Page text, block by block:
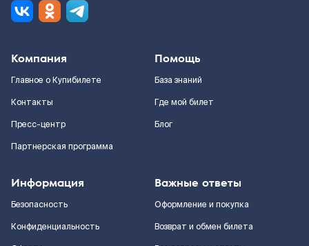
Компания
Главное о Купибилете
Контакты
Пресс-центр
Партнерская программа
Помощь
База знаний
Где мой билет
Блог
Информация
Безопасность
Конфиденциальность
Важные ответы
Оформление и покупка
Возврат и обмен билета